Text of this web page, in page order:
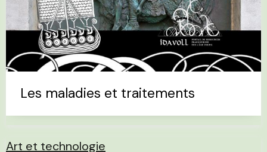
Les maladies et traitements
Art et technologie